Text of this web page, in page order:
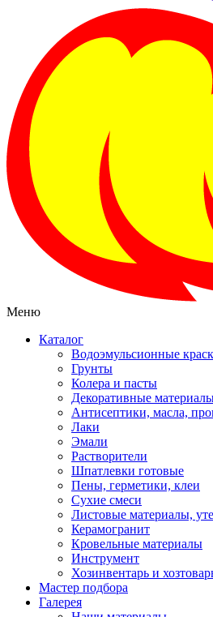
Меню
Каталог
Водоэмульсионные
Грунты
Колера и пасты
Декоративные
Антисептики, масла,
Лаки
Эмали
Растворители
Шпатлевки готовые
Пены, герметики, клеи
Сухие смеси
Листовые материалы,
Керамогранит
Кровельные материалы
Инструмент
Хозинвентарь и
Мастер подбора
Галерея